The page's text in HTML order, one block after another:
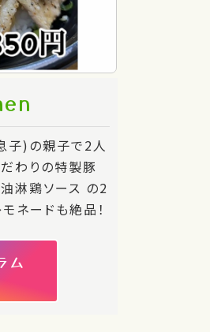
子)の親子で2人
わりの特製豚
油淋鶏ソース の2
ネードも絶品！
ム